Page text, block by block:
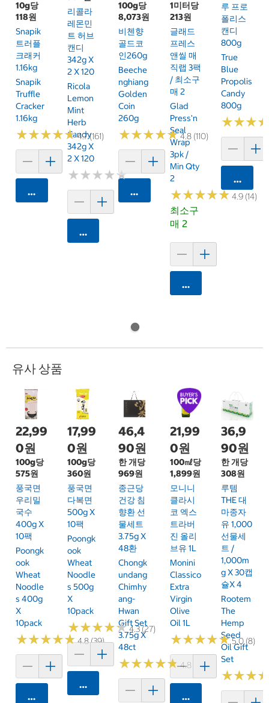
10g당
118원
Snapik
트러플
크래커
1.16kg
Snapik
Truffle
Cracker
1.16kg
★★★★★
★★★★★4.7 (161)
카트에 담기
리콜라
레몬민
트 허브
캔디
342g X
2 X 120
Ricola
Lemon
Mint
Herb
Candy
342g X
2 X 120
★★★★★
★★★★★
카트에 담기
100g당
8,073원
비첸향
골드코
인260g
Beeche
Nghiang
Golden
Coin
260g
★★★★★
★★★★★4.8 (110)
카트에 담기
1미터당
213원
글래드
프레스
앤씰 매
직랩 3팩
/ 최소구
매 2
Glad
Press'n
Seal
Wrap
3pk /
Min Qty
2
★★★★★
★★★★★4.9 (14)
최소구
매 2
카트에 담기
루 프로
폴리스
캔디
800g
True
Blue
Propolis
Candy
800g
★★★
★★★
카트에
유사 상품
22,99
0원
100g당
575원
풍국면
우리밀
국수
400g X
10팩
Poongk
Ook
Wheat
Noodle
S 400g
X
10pack
★★★★★
★★★★★4.8 (39)
카트에 담기
17,99
0원
100g당
360원
풍국면
다복면
500g X
10팩
Poongk
Ook
Wheat
Noodle
S 500g
X
10pack
★★★★★
★★★★★4.3 (27)
카트에 담기
46,4
90원
한 개당
969원
종근당
건강 침
향환 선
물세트
3.75g X
48환
Chongk
Undang
Chimhy
Ang-
Hwan
Gift Set
3.75g X
48ct
★★★★★
★★★★★4.8 (31)
21,99
0원
100㎖당
1,899원
모니니
클라시
코 엑스
트라버
진 올리
브유 1L
Monini
Classico
Extra
Virgin
Olive
Oil 1L
★★★★★
★★★★★5.0 (8)
카트에 담기
36,9
90원
한 개당
308원
루템
THE 대
마종자
유 1,000
선물세
트 /
1,000m
G X 30캡
슐x 4
Rootem
The
Hemp
Seed
Oil Gift
Set
★★★
★★★